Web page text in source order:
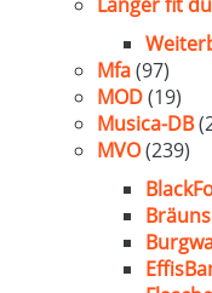
Mfa(97)
MOD(19)
Musica-DB
MVO(239)